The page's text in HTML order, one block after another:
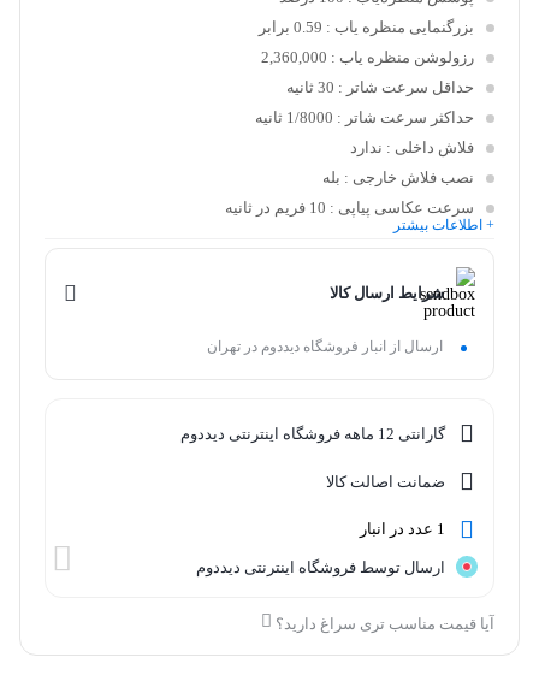
بزرگنمایی منظره یاب : 0.59 برابر
رزولوشن منظره یاب : 2,360,000
حداقل سرعت شاتر : 30 ثانیه
حداکثر سرعت شاتر : 1/8000 ثانیه
فلاش داخلی : ندارد
نصب فلاش خارجی : بله
سرعت عکاسی پیاپی : 10 فریم در ثانیه
+ اطلاعات بیشتر
شرایط ارسال کالا
ارسال از انبار فروشگاه دیددوم در تهران
گارانتی 12 ماهه فروشگاه اینترنتی دیددوم
ضمانت اصالت کالا
1 عدد در انبار
ارسال توسط فروشگاه اینترنتی دیددوم
آیا قیمت مناسب تری سراغ دارید؟